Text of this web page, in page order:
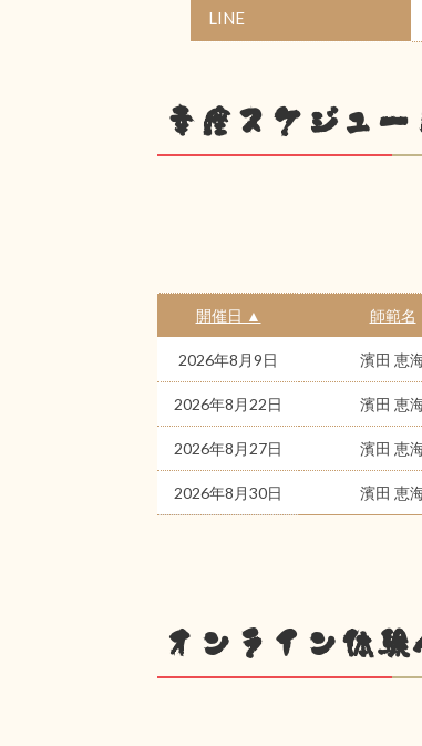
LINE
幸座スケジュー
開催日 ▲ 師範名
2026年8月9日 濱田 恵
2026年8月22日 濱田 恵
2026年8月27日 濱田 恵
2026年8月30日 濱田 恵
オンライン体